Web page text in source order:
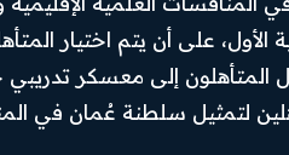
I've
Privacy
.
والعالم
أخبار رياضية
اقتصاد
الأول، على أن يتم اختيار
المتأهلون إلى معسكر تدريبي
لتمثيل سلطنة عُمان في